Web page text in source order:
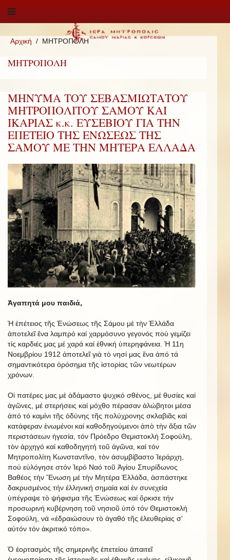
Αρχική ΜΗΤΡΟΠΟΛΗ
ΜΗΤΡΟΠΟΛΗ
ΜΗΝΥΜΑ ΤΟΥ ΣΕΒΑΣΜΙΩΤΑΤΟΥ
ΜΗΤΡΟΠΟΛΙΤΟΥ ΣΑΜΟΥ ΚΑΙ
ΙΚΑΡΙΑΣ κ.κ. ΕΥΣΕΒΙΟΥ ΓΙΑ ΤΗΝ
ΕΠΕΤΕΙΟ ΤΗΣ ΕΝΩΣΕΩΣ ΤΗΣ
ΣΑΜΟΥ ΜΕ ΤΗΝ ΜΗΤΕΡΑ ΕΛΛΑΔΑ
Ἀγαπητά μου παιδιά,
Ἡ ἐπέτειος τῆς Ἑνώσεως τῆς Σάμου μὲ τὴν Ἑλλάδα
ἀποτελεῖ ἕνα λαμπρό καί χαρμόσυνο γεγονός πού γεμίζει
τίς καρδιές μας μέ χαρά καί ἐθνική ὑπερηφάνεια. Ἡ 11η
Νοεμβρίου 1912 ἀποτελεῖ γιὰ τὸ νησί μας ἕνα ἀπό τά
σημαντικότερα ὁρόσημα τῆς ἱστορίας τῶν νεωτέρων
χρόνων.
Οἱ πατέρες μας μὲ ἀδάμαστο ψυχικό σθένος, μέ θυσίες καί
ἀγῶνες, μέ στερήσεις καί μόχθο πέρασαν ἀλώβητοι μέσα
ἀπό τό καμίνι τῆς ὀδύνης τῆς πολύχρονης σκλαβιᾶς καί
κατάφεραν ἑνωμένοι καί καθοδηγούμενοι ἀπὸ τὴν ἄξια τῶν
περιστάσεων ἡγεσία, τόν Πρόεδρο Θεμιστοκλή Σοφούλη,
τὸν ἀρχηγό καί καθοδηγητή τοῦ ἀγῶνα, καί τόν
Μητροπολίτη Κωνσταντῖνο, τὸν ἀσυμβίβαστο Ἱεράρχη,
πού εὐλόγησε στόν Ἱερό Ναό τοῦ Ἁγίου Σπυρίδωνος
Βαθέος τὴν Ἕνωση μέ τὴν Μητέρα Ἑλλάδα, ἀσπάστηκε
δακρυσμένος τήν ἑλληνική σημαία καί ἐν συνεχεία
ὑπέγραψε τὸ ψήφισμα τῆς Ἑνώσεως καί ὅρκισε τήν
προσωρινή κυβέρνηση τοῦ νησιοῦ ὑπό τόν Θεμιστοκλή
Σοφούλη, νά «ἐδραιώσουν τὸ ἀγαθό τῆς ἐλευθερίας σ'
αὐτόν τόν ἀκριτικό τόπο».
Ὁ ἑορτασμός τῆς σημερινῆς ἐπετείου ἀπαιτεῖ